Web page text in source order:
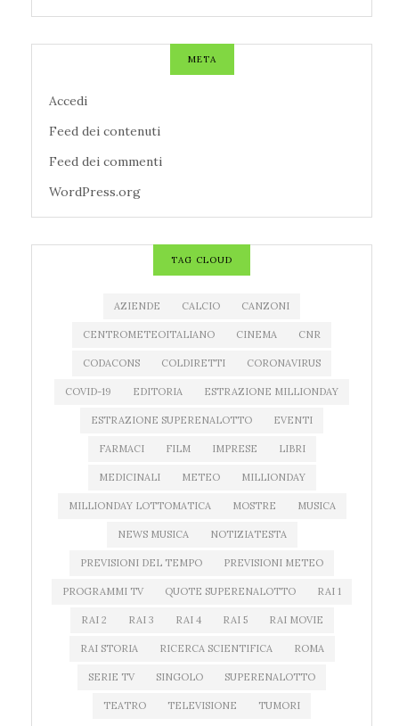
META
Accedi
Feed dei contenuti
Feed dei commenti
WordPress.org
TAG CLOUD
AZIENDE CALCIO CANZONI
CENTROMETEOITALIANO CINEMA CNR
CODACONS COLDIRETTI CORONAVIRUS
COVID-19 EDITORIA ESTRAZIONE MILLIONDAY
ESTRAZIONE SUPERENALOTTO EVENTI
FARMACI FILM IMPRESE LIBRI
MEDICINALI METEO MILLIONDAY
MILLIONDAY LOTTOMATICA MOSTRE MUSICA
NEWS MUSICA NOTIZIATESTA
PREVISIONI DEL TEMPO PREVISIONI METEO
PROGRAMMI TV QUOTE SUPERENALOTTO RAI 1
RAI 2 RAI 3 RAI 4 RAI 5 RAI MOVIE
RAI STORIA RICERCA SCIENTIFICA ROMA
SERIE TV SINGOLO SUPERENALOTTO
TEATRO TELEVISIONE TUMORI